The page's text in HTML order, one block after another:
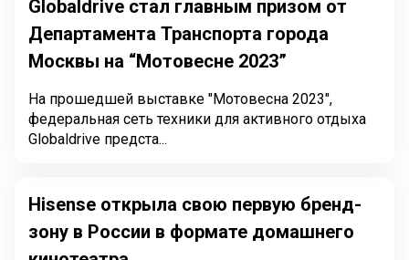
Globaldrive стал главным призом от
Департамента Транспорта города
Москвы на “Мотовесне 2023”
На прошедшей выставке "Мотовесна 2023",
федеральная сеть техники для активного отдыха
Globaldrive предста...
Hisense открыла свою первую бренд-
зону в России в формате домашнего